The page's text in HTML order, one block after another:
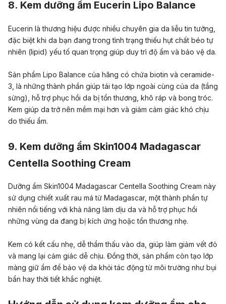
8. Kem dưỡng ẩm Eucerin Lipo Balance
Eucerin là thương hiệu được nhiều chuyên gia da liễu tin tưởng,
đặc biệt khi da bạn đang trong tình trạng thiếu hụt chất béo tự
nhiên (lipid) yếu tố quan trọng giúp duy trì độ ẩm và bảo vệ da.
Sản phẩm Lipo Balance của hãng có chứa biotin và ceramide-
3, là những thành phần giúp tái tạo lớp ngoài cùng của da (tầng
sừng), hỗ trợ phục hồi da bị tổn thương, khô ráp và bong tróc.
Kem giúp da trở nên mềm mại hơn và giảm cảm giác khó chịu
do thiếu ẩm.
9. Kem dưỡng ẩm Skin1004 Madagascar
Centella Soothing Cream
Dưỡng ẩm Skin1004 Madagascar Centella Soothing Cream này
sử dụng chiết xuất rau má từ Madagascar, một thành phần tự
nhiên nổi tiếng với khả năng làm dịu da và hỗ trợ phục hồi
những vùng da đang bị kích ứng hoặc tổn thương nhẹ.
Kem có kết cấu nhẹ, dễ thẩm thấu vào da, giúp làm giảm vết đỏ
và mang lại cảm giác dễ chịu. Đồng thời, sản phẩm còn tạo lớp
màng giữ ẩm để bảo vệ da khỏi tác động từ môi trường như bụi
bẩn hay thời tiết khắc nghiệt.